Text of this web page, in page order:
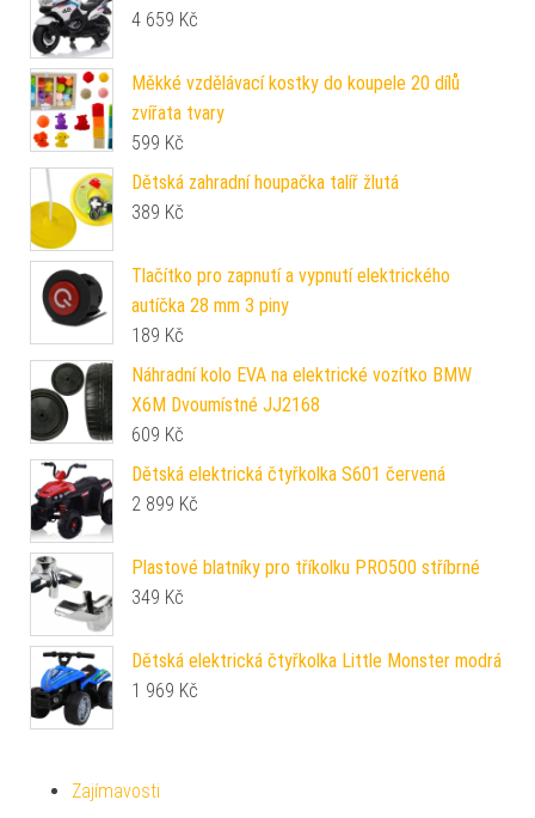
4 659 Kč
Měkké vzdělávací kostky do koupele 20 dílů
zvířata tvary
599 Kč
Dětská zahradní houpačka talíř žlutá
389 Kč
Tlačítko pro zapnutí a vypnutí elektrického
autíčka 28 mm 3 piny
189 Kč
Náhradní kolo EVA na elektrické vozítko BMW
X6M Dvoumístné JJ2168
609 Kč
Dětská elektrická čtyřkolka S601 červená
2 899 Kč
Plastové blatníky pro tříkolku PRO500 stříbrné
349 Kč
Dětská elektrická čtyřkolka Little Monster modrá
1 969 Kč
Zajímavosti